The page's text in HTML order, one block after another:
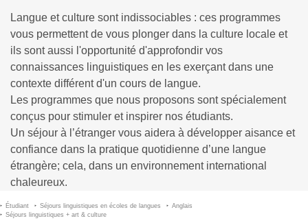
Langue et culture sont indissociables : ces programmes
vous permettent de vous plonger dans la culture locale et
ils sont aussi l'opportunité d'approfondir vos
connaissances linguistiques en les exerçant dans une
contexte différent d'un cours de langue.
Les programmes que nous proposons sont spécialement
conçus pour stimuler et inspirer nos étudiants.
Un séjour à l’étranger vous aidera à développer aisance et
confiance dans la pratique quotidienne d’une langue
étrangère; cela, dans un environnement international
chaleureux.
Étudiant Séjours linguistiques en écoles de langues
Anglais
Séjours linguistiques + art & culture